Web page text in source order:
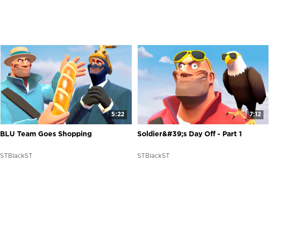
5:22
BLU Team Goes Shopping
STBlackST
7:12
Soldier&#39;s Day Off - Part 1
STBlackST